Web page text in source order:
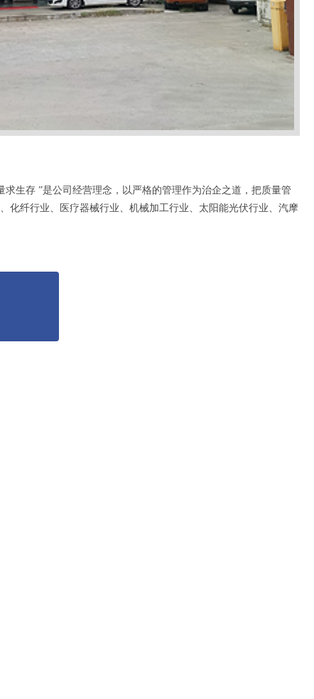
生存 ”是公司经营理念，以严格的管理作为治企之道，把质量管
化纤行业、医疗器械行业、机械加工行业、太阳能光伏行业、汽摩